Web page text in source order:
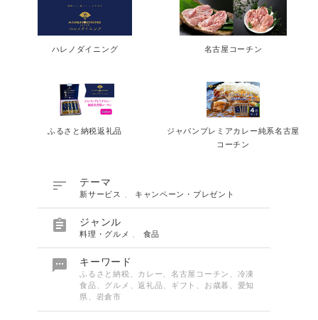
ハレノダイニング 名古屋コーチン
ふるさと納税返礼品
ジャパンプレミアカレー純系名古屋
コーチン
 テーマ
新サービス キャンペーン・プレゼント
 ジャンル
料理・グルメ 食品
 キーワード
ふるさと納税、カレー、名古屋コーチン、冷凍
食品、グルメ、返礼品、ギフト、お歳暮、愛知
県、岩倉市